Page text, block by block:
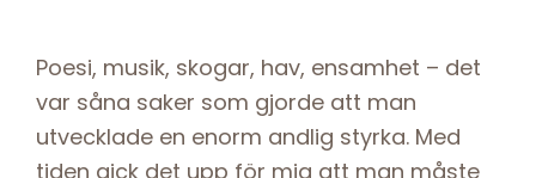
Poesi, musik, skogar, hav, ensamhet – det
var såna saker som gjorde att man
utvecklade en enorm andlig styrka. Med
tiden gick det upp för mig att man måste